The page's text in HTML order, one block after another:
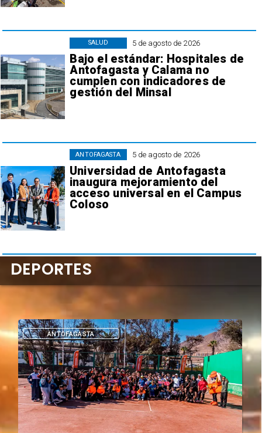
5 de agosto de 2026
Bajo el estándar: Hospitales de
Antofagasta y Calama no
cumplen con indicadores de
gestión del Minsal
SALUD
5 de agosto de 2026
Universidad de Antofagasta
inaugura mejoramiento del
acceso universal en el Campus
Coloso
ANTOFAGASTA
DEPORTES
DEPORTES